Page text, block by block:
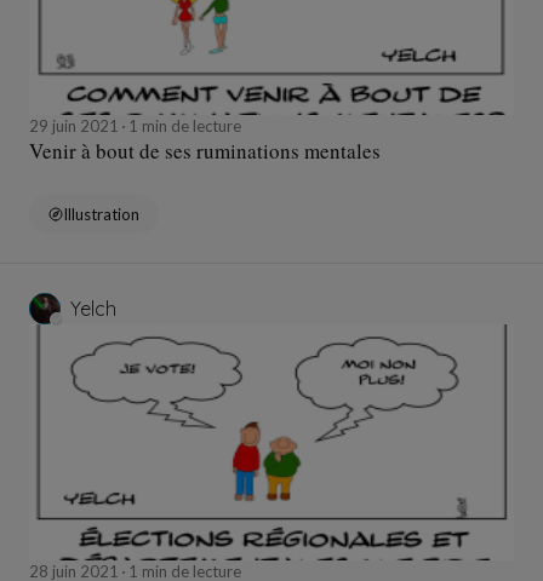
29 juin 2021 1 min de lecture
Venir à bout de ses ruminations mentales
Illustration
Yelch
28 juin 2021 1 min de lecture